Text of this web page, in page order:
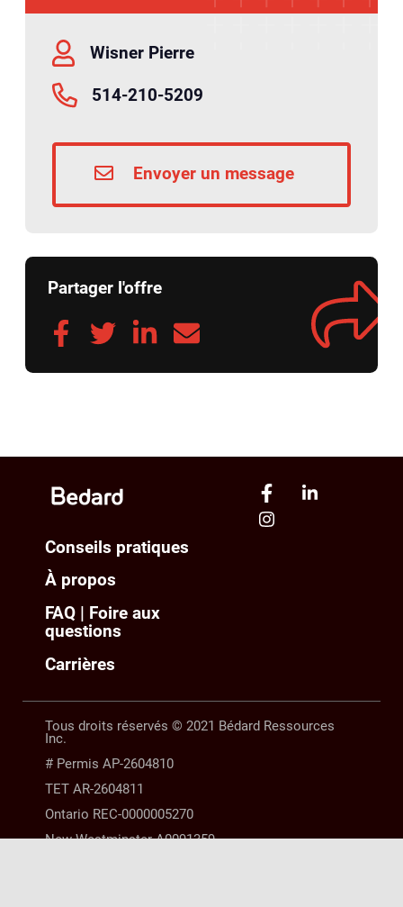
Wisner Pierre
514-210-5209
Envoyer un message
Partager l'offre
Conseils pratiques
À propos
FAQ | Foire aux
questions
Carrières
Tous droits réservés © 2021 Bédard Ressources
Inc.
# Permis AP-2604810
TET AR-2604811
Ontario REC-0000005270
New Westminster A0091359